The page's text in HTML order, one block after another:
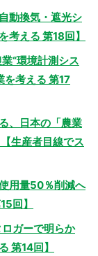
動換気・遮光シ
考える 第18回】
“環境計測シス
を考える 第17
、日本の「農業
生産者目線でス
用量50％削減へ
回】
ガーで明らか
第14回】